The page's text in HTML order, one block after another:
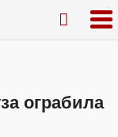
ограбила